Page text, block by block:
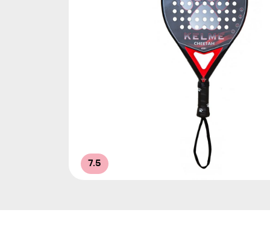
7.5